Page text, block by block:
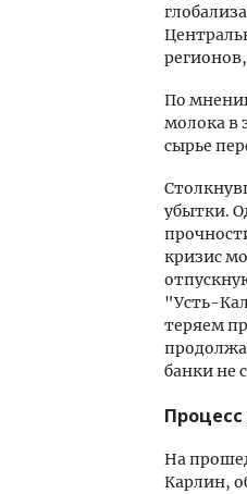
По
молока в
сырье
убытки.
кризис
"Усть-
теряем
банки не
На
Карлин,